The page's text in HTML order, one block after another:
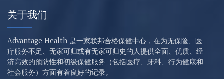
关于我们
Advantage Health 是一家联邦合格保健中心，在为无保险、医
疗服务不足、无家可归或有无家可归史的人提供全面、优质、经
济高效的预防性和初级保健服务（包括医疗、牙科、行为健康和
社会服务）方面有着良好的记录。